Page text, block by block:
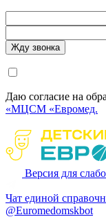
Даю согласие на
«МЦСМ «Евромед.
Версия для
Чат единой
@Euromedomskbot